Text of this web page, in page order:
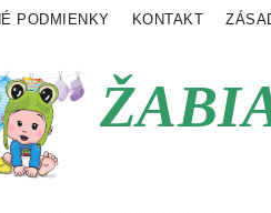
PODMIENKY KONTAKT